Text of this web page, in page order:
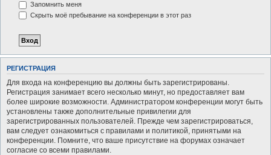
Запомнить меня
Скрыть моё пребывание на конференции в этот раз
РЕГИСТРАЦИЯ
Для входа на конференцию вы должны быть зарегистрированы.
Регистрация занимает всего несколько минут, но предоставляет вам
более широкие возможности. Администратором конференции могут быть
установлены также дополнительные привилегии для
зарегистрированных пользователей. Прежде чем зарегистрироваться,
вам следует ознакомиться с правилами и политикой, принятыми на
конференции. Помните, что ваше присутствие на форумах означает
согласие со всеми правилами.